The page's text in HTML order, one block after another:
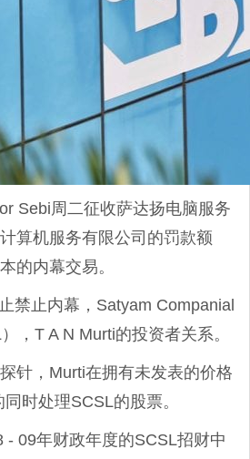
Sebi周二征收萨达扬电脑服务
算机服务有限公司的罚款额
的内幕交易。
禁止内幕，Satyam Companial
，T A N Murti的投资者关系。
针，Murti在拥有未发表的价格
时处理SCSL的股票。
- 09年财政年度的SCSL招财中